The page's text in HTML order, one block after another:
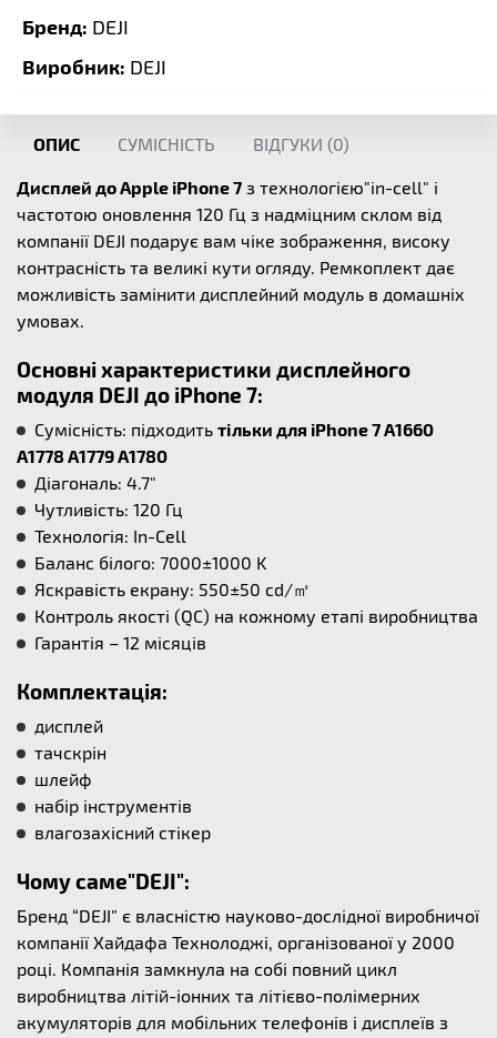
Бренд: DEJI
Виробник: DEJI
ОПИС СУМІСНІСТЬ ВІДГУКИ (0)
Дисплей до Apple iPhone 7 з технологією"in-cell" і
частотою оновлення 120 Гц з надміцним склом від
компанії DEJI подарує вам чіке зображення, високу
контрасність та великі кути огляду. Ремкоплект дає
можливість замінити дисплейний модуль в домашніх
умовах.
Основні характеристики дисплейного
модуля DEJI до iPhone 7:
Cумісність: підходить тільки для iPhone 7 A1660
A1778 A1779 A1780
Діагональ: 4.7"
Чутливість: 120 Гц
Технологія: In-Cell
Баланс білого: 7000±1000 K
Яскравість екрану: 550±50 cd/㎡
Контроль якості (QC) на кожному етапі виробництва
Гарантія – 12 місяців
Комплектація:
дисплей
тачскрін
шлейф
набір інструментів
влагозахісний стікер
Чому саме"DEJI":
Бренд “DEJI” є власністю науково-дослідної виробничої
компанії Хайдафа Технолоджі, організованої у 2000
році. Компанія замкнула на собі повний цикл
виробництва літій-іонних та літієво-полімерних
акумуляторів для мобільних телефонів і дисплеїв з